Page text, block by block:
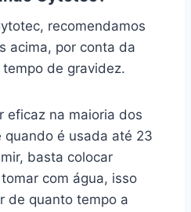
recomendamos
acima, por conta da
de gravidez.
eficaz na maioria dos
quando é usada até 23
basta colocar
com água, isso
de quanto tempo a